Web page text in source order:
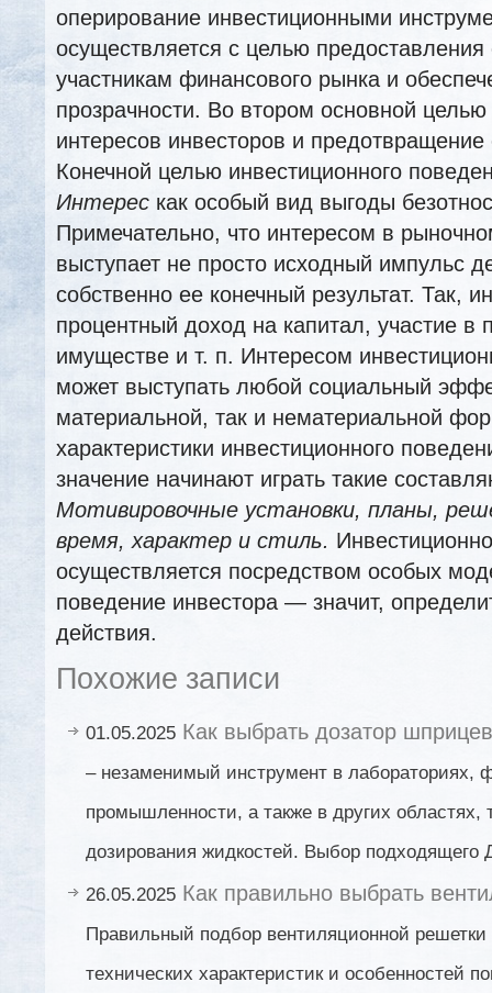
оперирование инвестиционными
осуществляется с целью
участникам финансового рынка и
прозрачности. Во втором основной
интересов инвесторов и
Конечной целью инвестиционного
Интерес как особый вид выгоды
Примечательно, что интересом в
выступает не просто исходный импульс
собственно ее конечный результат. Так,
процентный доход на капитал, участие
имуществе и т. п. Интересом
может выступать любой социальный
материальной, так и нематериальной
характеристики инвестиционного
значение начинают играть такие
Мотивировочные установки, планы,
время, характер и стиль.
осуществляется посредством особых
поведение инвестора — значит,
действия.
Похожие записи
01.05.2025 Как выбрать дозатор
– незаменимый инструмент в лабораториях,
промышленности, а также в других областях,
дозирования жидкостей. Выбор подходящего
26.05.2025 Как правильно выбрать
Правильный подбор вентиляционной решетки
технических характеристик и особенностей